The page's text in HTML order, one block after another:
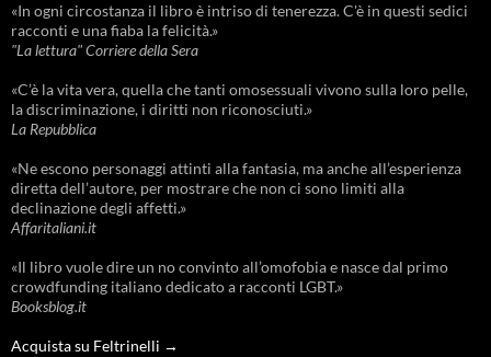
«In ogni circostanza il libro è intriso di tenerezza. C'è in questi sedici
racconti e una fiaba la felicità.»
"La lettura" Corriere della Sera
«C’è la vita vera, quella che tanti omosessuali vivono sulla loro pelle,
la discriminazione, i diritti non riconosciuti.»
La Repubblica
«Ne escono personaggi attinti alla fantasia, ma anche all’esperienza
diretta dell’autore, per mostrare che non ci sono limiti alla
declinazione degli affetti.»
Affaritaliani.it
«Il libro vuole dire un no convinto all’omofobia e nasce dal primo
crowdfunding italiano dedicato a racconti LGBT.»
Booksblog.it
Acquista su Feltrinelli →